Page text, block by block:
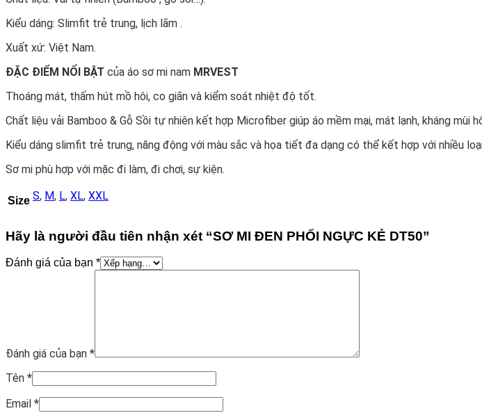
Kiểu dáng: Slimfit trẻ trung, lịch lãm .
Xuất xứ: Việt Nam.
ĐẶC ĐIỂM NỔI BẬT của áo sơ mi nam MRVEST
Thoáng mát, thấm hút mồ hôi, co giãn và kiểm soát nhiệt độ tốt.
Chất liệu vải Bamboo & Gỗ Sồi tự nhiên kết hợp Microfiber giúp áo mềm mại, mát lạnh, kháng mùi
Kiểu dáng slimfit trẻ trung, năng động với màu sắc và họa tiết đa dạng có thể kết hợp với nhiều
Sơ mi phù hợp với mặc đi làm, đi chơi, sự kiện.
Size S, M, L, XL, XXL
Hãy là người đầu tiên nhận xét “SƠ MI ĐEN PHỐI NGỰC KẺ DT50”
Đánh giá của bạn *
Đánh giá của bạn *
Tên *
Email *